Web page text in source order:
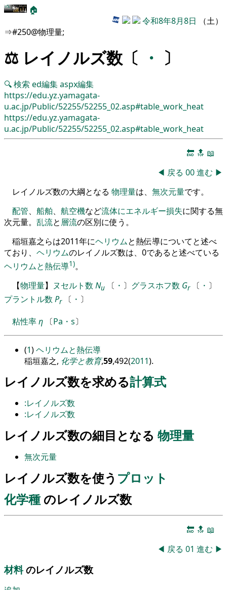
🏠
令和8年8月8日 （土）
⇒#250@物理量;
⚖️ レイノルズ数〔 ・ 〕
🔍検索 ed編集aspx編集
https://edu.yz.yamagata-
u.ac.jp/Public/52255/52255_02.asp#table_work_heat
https://edu.yz.yamagata-
u.ac.jp/Public/52255/52255_02.asp#table_work_heat
🔚 🔝 📖
◀ 戻る 00進む ▶
レイノルズ数の大綱となる 物理量は、 無次元量です。
配管、 船舶、 航空機など流体にエネルギー損失に関する無
次元量。 乱流と層流の区別に使う 。
稲垣嘉之らは2011年にヘリウムと熱伝導についてと述べ
ており 、 ヘリウムのレイノルズ数は、 0であると述べている
ヘリウムと熱伝導1)。
【物理量】 ヌセルト数 Nu 〔 ・ 〕 グラスホフ数 Gr〔 ・ 〕
プラントル数 Pr〔 ・ 〕
粘性率η 〔Pa・s〕
(1)ヘリウムと熱伝導
稲垣嘉之, 化学と教育,59,492(2011).
レイノルズ数を求める計算式
:レイノルズ数
:レイノルズ数
レイノルズ数の細目となる 物理量
無次元量
レイノルズ数を使う プロット
化学種 のレイノルズ数
🔚 🔝 📖
◀ 戻る 01 進む ▶
材料のレイノルズ数